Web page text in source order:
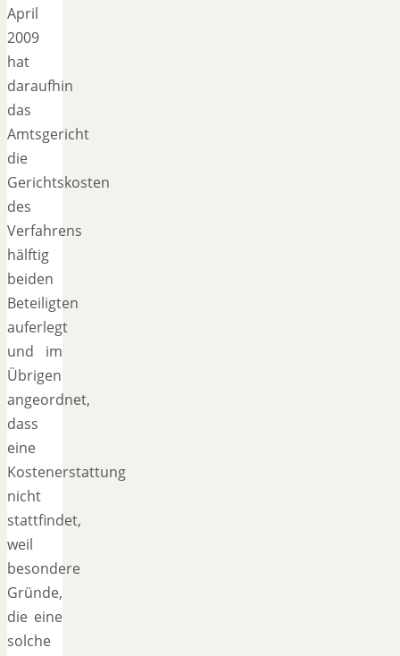
April
2009
hat
daraufhin
das
Amtsgericht
die
Gerichtskosten
des
Verfahrens
hälftig
beiden
Beteiligten
auferlegt
und im
Übrigen
angeordnet,
dass
eine
Kostenerstattung
nicht
stattfindet,
weil
besondere
Gründe,
die eine
solche